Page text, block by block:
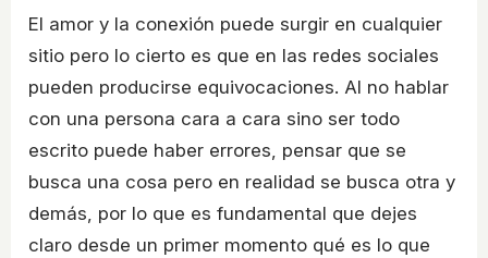
El amor y la conexión puede surgir en cualquier
sitio pero lo cierto es que en las redes sociales
pueden producirse equivocaciones. Al no hablar
con una persona cara a cara sino ser todo
escrito puede haber errores, pensar que se
busca una cosa pero en realidad se busca otra y
demás, por lo que es fundamental que dejes
claro desde un primer momento qué es lo que